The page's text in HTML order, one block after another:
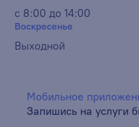
с 8:00 до 14:00
Воскресенье
Выходной
Мобильное
Запишись на услуги